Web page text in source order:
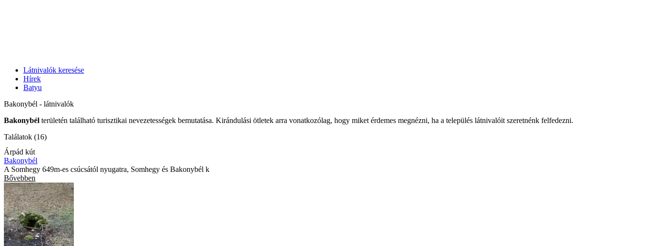
Látnivalók keresése
Hírek
Batyu
Bakonybél - látnivalók
Bakonybél területén található turisztikai nevezetességek bemutatása. Kirándulási ötletek arra vonatkozólag, hogy miket érdemes megnézni, ha a település látnivalóit szeretnénk felfedezni.
Találatok (16)
Árpád kút
Bakonybél
A Somhegy 649m-es csúcsától nyugatra, Somhegy és Bakonybél k
Bővebben